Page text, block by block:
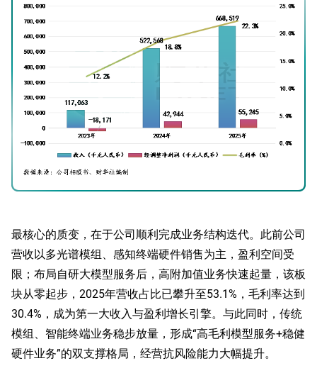
最核心的质变，在于公司顺利完成业务结构迭代。此前公司
营收以多光谱模组、感知终端硬件销售为主，盈利空间受
限；布局自研大模型服务后，高附加值业务快速起量，该板
块从零起步，2025年营收占比已攀升至53.1%，毛利率达到
30.4%，成为第一大收入与盈利增长引擎。与此同时，传统
模组、智能终端业务稳步放量，形成“高毛利模型服务+稳健
硬件业务”的双支撑格局，经营抗风险能力大幅提升。